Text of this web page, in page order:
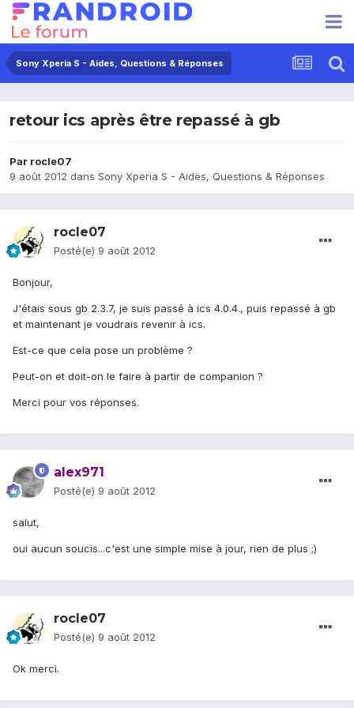
Sony Xperia S - Aides, Questions & Réponses
retour ics après être repassé à gb
Par rocle07
9 août 2012 dans Sony Xperia S - Aides, Questions & Réponses
rocle07
Posté(e) 9 août 2012
Bonjour,
J'étais sous gb 2.3.7, je suis passé à ics 4.0.4., puis repassé à gb
et maintenant je voudrais revenir à ics.
Est-ce que cela pose un problème ?
Peut-on et doit-on le faire à partir de companion ?
Merci pour vos réponses.
alex971
Posté(e) 9 août 2012
salut,
oui aucun soucis...c'est une simple mise à jour, rien de plus ;)
rocle07
Posté(e) 9 août 2012
Ok merci.